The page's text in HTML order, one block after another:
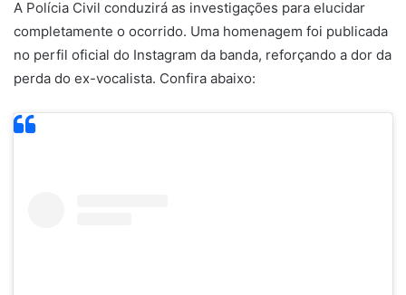
A Polícia Civil conduzirá as investigações para elucidar
completamente o ocorrido. Uma homenagem foi publicada
no perfil oficial do Instagram da banda, reforçando a dor da
perda do ex-vocalista. Confira abaixo: